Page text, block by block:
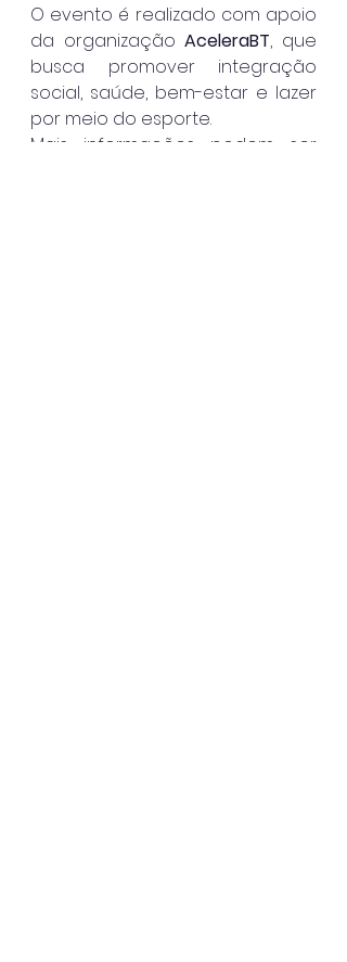
O evento é realizado com apoio
da organização AceleraBT, que
busca promover integração
social, saúde, bem-estar e lazer
por meio do esporte.
Mais informações podem ser